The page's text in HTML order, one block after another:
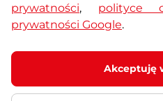
Formularz kontaktowy
prywatności, polityce
prywatności Google.
Akceptuję